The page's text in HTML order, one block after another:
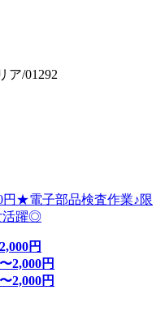
ア/01292
円★電子部品検査作業♪限
活躍◎
2,000円
2,000円
2,000円